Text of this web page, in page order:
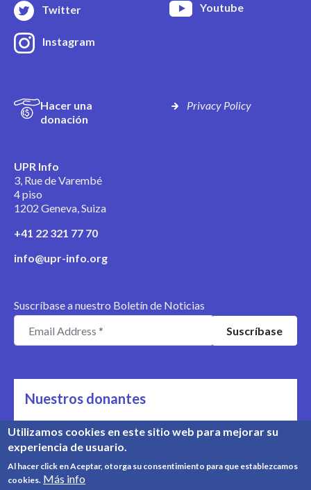
Twitter Youtube
Instagram
Hacer una
donación
Privacy Policy
UPR Info
3, Rue de Varembé
4 piso
1202 Geneva, Suiza
+41 22 321 77 70
info@upr-info.org
Suscríbase a nuestro Boletín de Noticias
Nuestros donantes
Nos apoyan
Conozca nuestros donantes
Utilizamos cookies en este sitio web para mejorar su
experiencia de usuario.
Al hacer click en Aceptar, otorga su consentimiento para que establezcamos
cookies. Más info